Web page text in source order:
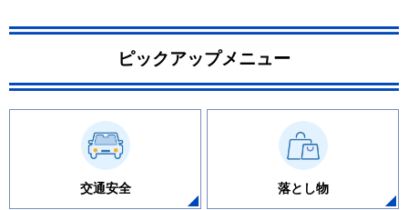
ピックアップメニュー
交通安全 落とし物